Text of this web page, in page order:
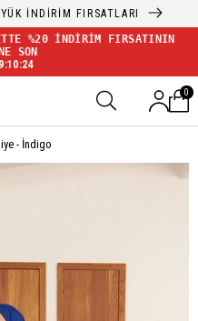
İNDİRİM FIRSATLARI
%20 İNDİRİM FIRSATININ
SON
0
- İndigo